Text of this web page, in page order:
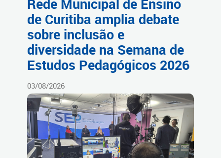
Rede Municipal de Ensino
de Curitiba amplia debate
sobre inclusão e
diversidade na Semana de
Estudos Pedagógicos 2026
03/08/2026